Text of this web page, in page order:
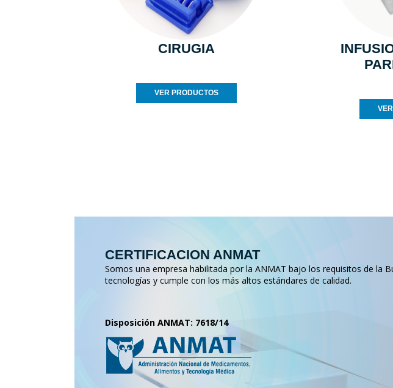
CIRUGIA
VER PRODUCTOS
CERTIFICACION ANMAT
Somos una empresa habilitada por la ANMAT bajo los requisitos de la
tecnologías y cumple con los más altos estándares de calidad.
Disposición ANMAT: 7618/14